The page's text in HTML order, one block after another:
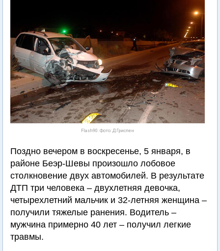
Flash90. Фото: Д.Гриспен
Поздно вечером в воскресенье, 5 января, в
районе Беэр-Шевы произошло лобовое
столкновение двух автомобилей. В результате
ДТП три человека – двухлетняя девочка,
четырехлетний мальчик и 32-летняя женщина –
получили тяжелые ранения. Водитель –
мужчина примерно 40 лет – получил легкие
травмы.